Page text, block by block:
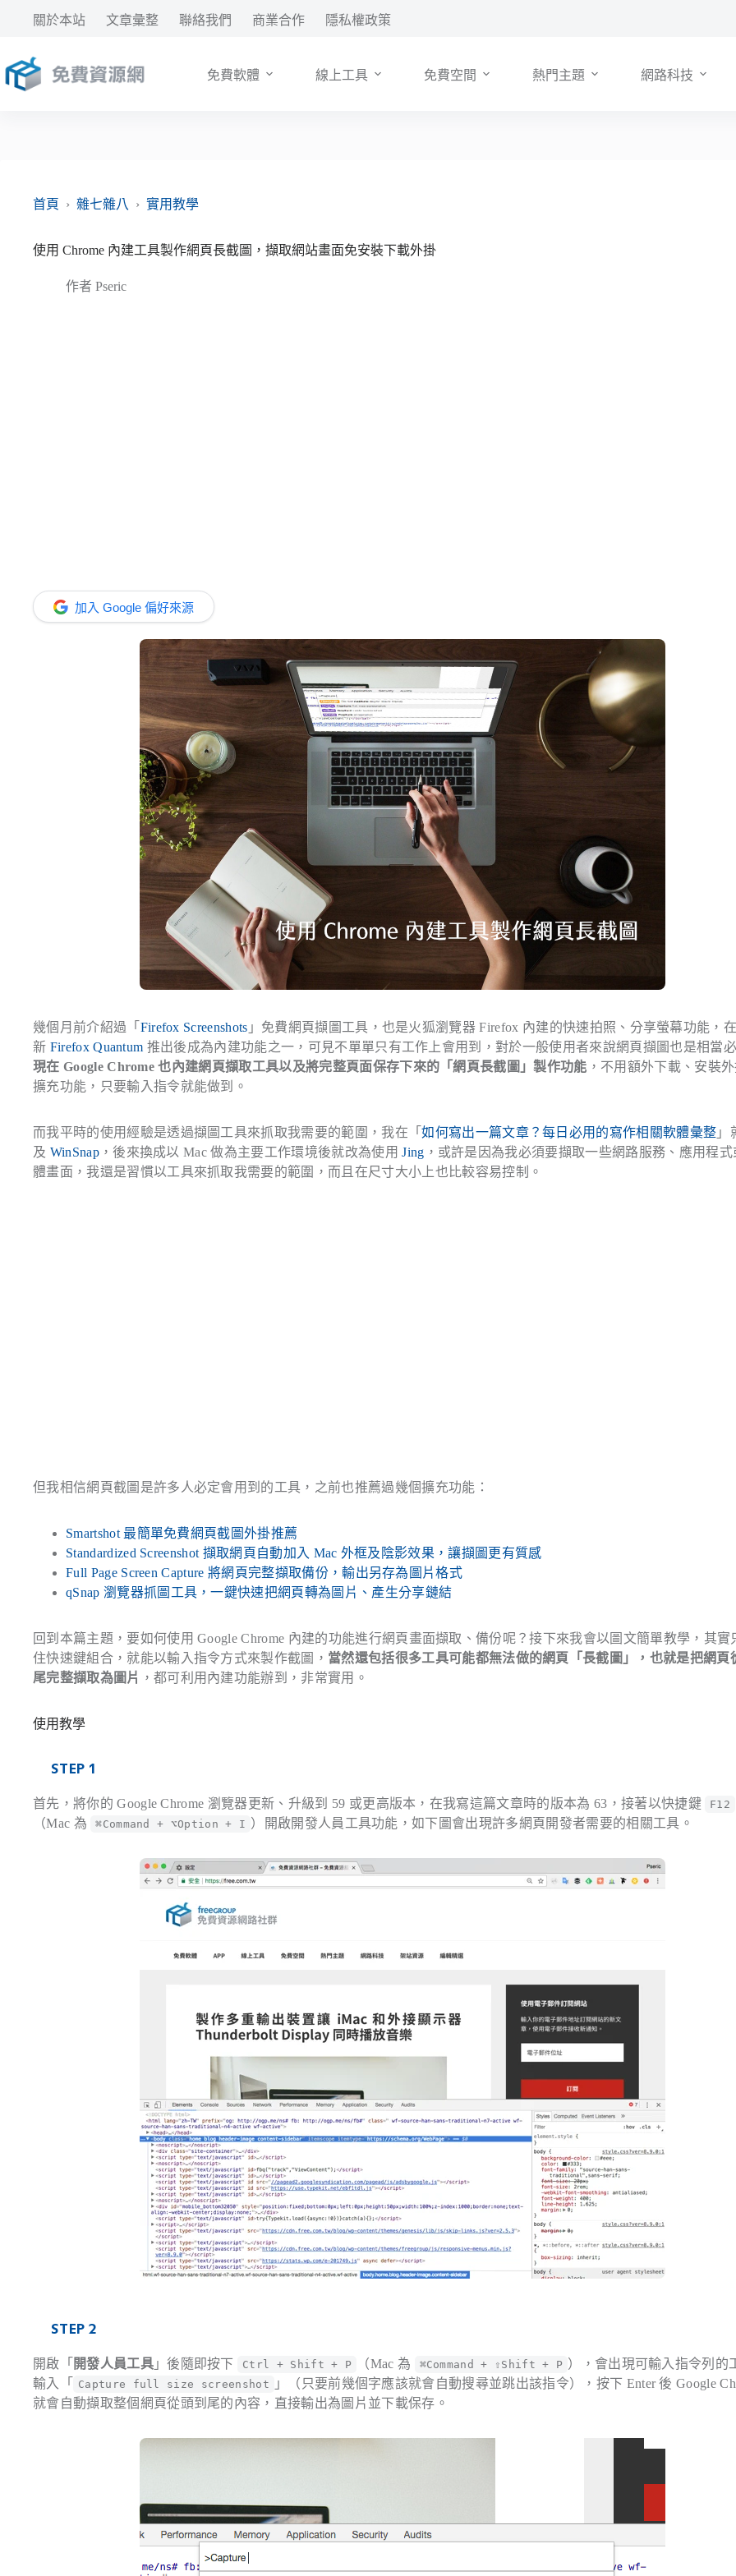
要
內
關於本站 文章彙整 聯絡我們 商業合作 隱私權政策
免費軟體 線上工具 免費空間 熱門主題 網路科技
首頁 › 雜七雜八 › 實用教學
使用 Chrome 內建工具製作網頁長截圖，擷取網站畫面免安裝下載外掛
作者 Pseric
加入 Google 偏好來源
幾個月前介紹過「 Firefox Screenshots 」免費網頁擷圖工具，也是火狐瀏覽器 Firefox 內建的快速拍照、分享螢幕功能，
新 Firefox Quantum 推出後成為內建功能之一，可見不單單只有工作上會用到，對於一般使用者來說網頁擷圖也是相當必
現在 Google Chrome 也內建網頁擷取工具以及將完整頁面保存下來的「網頁長截圖」製作功能 ，不用額外下載、安裝
擴充功能，只要輸入指令就能做到。
而我平時的使用經驗是透過擷圖工具來抓取我需要的範圍，我在「如何寫出一篇文章？每日必用的寫作相關軟體彙整 」
及 WinSnap，後來換成以 Mac 做為主要工作環境後就改為使用Jing ，或許是因為我必須要擷取一些網路服務、應用程式
體畫面，我還是習慣以工具來抓取我需要的範圍，而且在尺寸大小上也比較容易控制。
但我相信網頁截圖是許多人必定會用到的工具，之前也推薦過幾個擴充功能：
Smartshot 最簡單免費網頁截圖外掛推薦
Standardized Screenshot 擷取網頁自動加入 Mac 外框及陰影效果，讓擷圖更有質感
Full Page Screen Capture 將網頁完整擷取備份，輸出另存為圖片格式
qSnap 瀏覽器抓圖工具，一鍵快速把網頁轉為圖片、產生分享鏈結
回到本篇主題，要如何使用 Google Chrome 內建的功能進行網頁畫面擷取、備份呢？接下來我會以圖文簡單教學，其實
住快速鍵組合，就能以輸入指令方式來製作截圖， 當然還包括很多工具可能都無法做的網頁「長截圖」，也就是把網頁
尾完整擷取為圖片 ，都可利用內建功能辦到，非常實用。
使用教學
STEP 1
首先，將你的 Google Chrome 瀏覽器更新、升級到 59 或更高版本，在我寫這篇文章時的版本為 63，接著以快捷鍵 F12
（Mac 為 ⌘Command + ⌥Option + I ）開啟開發人員工具功能，如下圖會出現許多網頁開發者需要的相關工具。
STEP 2
開啟「 開發人員工具」後隨即按下 Ctrl + Shift + P （Mac 為 ⌘Command + ⇧Shift + P ），會出現可輸入指令列的
輸入「
Capture full size screenshot
」（只要前幾個字應該就會自動搜尋並跳出該指令），按下 Enter 後 Google
就會自動擷取整個網頁從頭到尾的內容，直接輸出為圖片並下載保存。